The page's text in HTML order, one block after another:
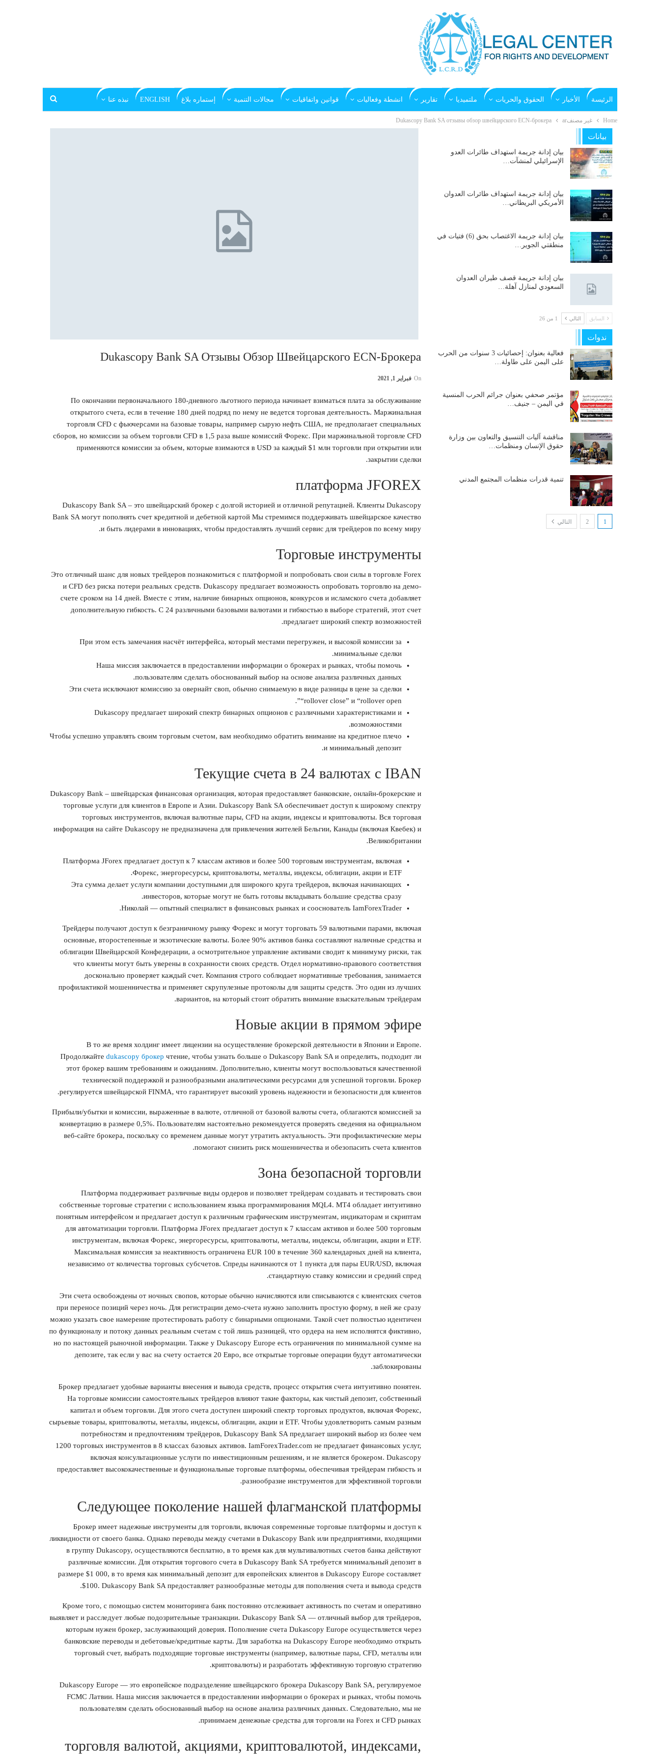
الرئيسة الأخبار الحقوق والحريات ملتميديا تقارير انشطة وفعاليات قوانين واتفاقيات مجالات التنمية إستماره بلاغ ENGLISH نبذه عنا
Home غير مصنفar Dukascopy Bank SA отзывы обзор швейцарского ECN-брокера
Dukascopy Bank SA Отзывы Обзор Швейцарского ECN-Брокера
On فبراير 1, 2021
По окончании первоначального 180-дневного льготного периода начинает взиматься плата за обслуживание
открытого счета, если в течение 180 дней подряд по нему не ведется торговая деятельность. Маржинальная
торговля CFD с фьючерсами на базовые товары, например сырую нефть США, не предполагает специальных
сборов, но комиссии за объем торговли CFD в 1,5 раза выше комиссий Форекс. При маржинальной торговле CFD
применяются комиссии за объем, которые взимаются в USD за каждый $1 млн торговли при открытии или
закрытии сделки.
платформа JFOREX
Dukascopy Bank SA – это швейцарский брокер с долгой историей и отличной репутацией. Клиенты Dukascopy
Bank SA могут пополнять счет кредитной и дебетной картой Мы стремимся поддерживать швейцарское качество
и быть лидерами в инновациях, чтобы предоставлять лучший сервис для трейдеров по всему миру.
Торговые инструменты
Это отличный шанс для новых трейдеров познакомиться с платформой и попробовать свои силы в торговле Forex
и CFD без риска потери реальных средств. Dukascopy предлагает возможность опробовать торговлю на демо-
счете сроком на 14 дней. Вместе с этим, наличие бинарных опционов, конкурсов и исламского счета добавляет
дополнительную гибкость. С 24 различными базовыми валютами и гибкостью в выборе стратегий, этот счет
предлагает широкий спектр возможностей.
При этом есть замечания насчёт интерфейса, который местами перегружен, и высокой комиссии за
минимальные сделки.
Наша миссия заключается в предоставлении информации о брокерах и рынках, чтобы помочь
пользователям сделать обоснованный выбор на основе анализа различных данных.
Эти счета исключают комиссию за овернайт своп, обычно снимаемую в виде разницы в цене за сделки
“rollover close” и “rollover open”.
Dukascopy предлагает широкий спектр бинарных опционов с различными характеристиками и
возможностями.
Чтобы успешно управлять своим торговым счетом, вам необходимо обратить внимание на кредитное плечо
и минимальный депозит.
Текущие счета в 24 валютах с IBAN
Dukascopy Bank – швейцарская финансовая организация, которая предоставляет банковские, онлайн-брокерские и
торговые услуги для клиентов в Европе и Азии. Dukascopy Bank SA обеспечивает доступ к широкому спектру
торговых инструментов, включая валютные пары, CFD на акции, индексы и криптовалюты. Вся торговая
информация на сайте Dukascopy не предназначена для привлечения жителей Бельгии, Канады (включая Квебек) и
Великобритании.
Платформа JForex предлагает доступ к 7 классам активов и более 500 торговым инструментам, включая
Форекс, энергоресурсы, криптовалюты, металлы, индексы, облигации, акции и ETF.
Эта сумма делает услуги компании доступными для широкого круга трейдеров, включая начинающих
инвесторов, которые могут не быть готовы вкладывать большие средства сразу.
Николай — опытный специалист в финансовых рынках и сооснователь IamForexTrader.
Трейдеры получают доступ к безграничному рынку Форекс и могут торговать 59 валютными парами, включая
основные, второстепенные и экзотические валюты. Более 90% активов банка составляют наличные средства и
облигации Швейцарской Конфедерации, а осмотрительное управление активами сводит к минимуму риски, так
что клиенты могут быть уверены в сохранности своих средств. Отдел нормативно-правового соответствия
досконально проверяет каждый счет. Компания строго соблюдает нормативные требования, занимается
профилактикой мошенничества и применяет скрупулезные протоколы для защиты средств. Это один из лучших
вариантов, на который стоит обратить внимание взыскательным трейдерам.
Новые акции в прямом эфире
В то же время холдинг имеет лицензии на осуществление брокерской деятельности в Японии и Европе.
Продолжайте dukascopy брокер чтение, чтобы узнать больше о Dukascopy Bank SA и определить, подходит ли
этот брокер вашим требованиям и ожиданиям. Дополнительно, клиенты могут воспользоваться качественной
технической поддержкой и разнообразными аналитическими ресурсами для успешной торговли. Брокер
регулируется швейцарской FINMA, что гарантирует высокий уровень надежности и безопасности для клиентов.
Прибыли/убытки и комиссии, выраженные в валюте, отличной от базовой валюты счета, облагаются комиссией за
конвертацию в размере 0,5%. Пользователям настоятельно рекомендуется проверять сведения на официальном
веб-сайте брокера, поскольку со временем данные могут утратить актуальность. Эти профилактические меры
помогают снизить риск мошенничества и обезопасить счета клиентов.
Зона безопасной торговли
Платформа поддерживает различные виды ордеров и позволяет трейдерам создавать и тестировать свои
собственные торговые стратегии с использованием языка программирования MQL4. MT4 обладает интуитивно
понятным интерфейсом и предлагает доступ к различным графическим инструментам, индикаторам и скриптам
для автоматизации торговли. Платформа JForex предлагает доступ к 7 классам активов и более 500 торговым
инструментам, включая Форекс, энергоресурсы, криптовалюты, металлы, индексы, облигации, акции и ETF.
Максимальная комиссия за неактивность ограничена EUR 100 в течение 360 календарных дней на клиента,
независимо от количества торговых субсчетов. Спреды начинаются от 1 пункта для пары EUR/USD, включая
стандартную ставку комиссии и средний спред.
Эти счета освобождены от ночных свопов, которые обычно начисляются или списываются с клиентских счетов
при переносе позиций через ночь. Для регистрации демо-счета нужно заполнить простую форму, в ней же сразу
можно указать свое намерение протестировать работу с бинарными опционами. Такой счет полностью идентичен
по функционалу и потоку данных реальным счетам с той лишь разницей, что ордера на нем исполнятся фиктивно,
но по настоящей рыночной информации. Также у Dukascopy Europe есть ограничения по минимальной сумме на
депозите, так если у вас на счету остается 20 Евро, все открытые торговые операции будут автоматически
заблокированы.
Брокер предлагает удобные варианты внесения и вывода средств, процесс открытия счета интуитивно понятен.
На торговые комиссии самостоятельных трейдеров влияют такие факторы, как чистый депозит, собственный
капитал и объем торговли. Для этого счета доступен широкий спектр торговых продуктов, включая Форекс,
сырьевые товары, криптовалюты, металлы, индексы, облигации, акции и ETF. Чтобы удовлетворить самым разным
потребностям и предпочтениям трейдеров, Dukascopy Bank SA предлагает широкий выбор из более чем
1200 торговых инструментов в 8 классах базовых активов. IamForexTrader.com не предлагает финансовых услуг,
включая консультационные услуги по инвестиционным решениям, и не является брокером. Dukascopy
предоставляет высококачественные и функциональные торговые платформы, обеспечивая трейдерам гибкость и
разнообразие инструментов для эффективной торговли.
Следующее поколение нашей флагманской платформы
Брокер имеет надежные инструменты для торговли, включая современные торговые платформы и доступ к
ликвидности от своего банка. Однако переводы между счетами в Dukascopy Bank или предприятиями, входящими
в группу Dukascopy, осуществляются бесплатно, в то время как для мультивалютных счетов банка действуют
различные комиссии. Для открытия торгового счета в Dukascopy Bank SA требуется минимальный депозит в
размере $1 000, в то время как минимальный депозит для европейских клиентов в Dukascopy Europe составляет
$100. Dukascopy Bank SA предоставляет разнообразные методы для пополнения счета и вывода средств.
Кроме того, с помощью систем мониторинга банк постоянно отслеживает активность по счетам и оперативно
выявляет и расследует любые подозрительные транзакции. Dukascopy Bank SA — отличный выбор для трейдеров,
которым нужен брокер, заслуживающий доверия. Пополнение счета Dukascopy Europe осуществляется через
банковские переводы и дебетовые/кредитные карты. Для заработка на Dukascopy Europe необходимо открыть
торговый счет, выбрать подходящие торговые инструменты (например, валютные пары, CFD, металлы или
криптовалюты) и разработать эффективную торговую стратегию.
Dukascopy Europe — это европейское подразделение швейцарского брокера Dukascopy Bank SA, регулируемое
FCMC Латвии. Наша миссия заключается в предоставлении информации о брокерах и рынках, чтобы помочь
пользователям сделать обоснованный выбор на основе анализа различных данных. Следовательно, мы не
принимаем денежные средства для торговли на Forex и CFD рынках.
торговля валютой, акциями, крипто­валютой, индексами,
بيانات
بيان إدانة جريمة استهداف طائرات العدو
الإسرائيلي لمنشآت…
بيان إدانة جريمة استهداف طائرات العدوان
الأمريكي البريطاني…
بيان إدانة جريمة الاغتصاب بحق (6) فتيات في
منطقتي الجوير…
بيان إدانة جريمة قصف طيران العدوان
السعودي لمنازل آهلة…
السابق التالي 1 من 26
ندوات
فعالية بعنوان: إحصائيات 3 سنوات من الحرب
على اليمن على طاولة…
مؤتمر صحفي بعنوان جرائم الحرب المنسية
في اليمن – جنيف…
مناقشة آليات التنسيق والتعاون بين وزارة
حقوق الإنسان ومنظمات…
تنمية قدرات منظمات المجتمع المدني
1
2 التالي